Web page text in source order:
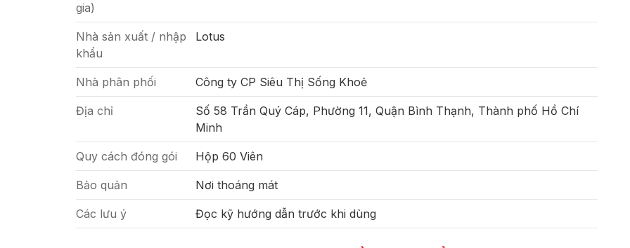
gia)
Nhà sản xuất / nhập
khẩu
Lotus
Nhà phân phối Công ty CP Siêu Thị Sống Khoẻ
Địa chỉ
Số 58 Trần Quý Cáp, Phường 11, Quận Bình Thạnh, Thành phố Hồ Chí
Minh
Quy cách đóng gói Hộp 60 Viên
Bảo quản Nơi thoáng mát
Các lưu ý Đọc kỹ hướng dẫn trước khi dùng